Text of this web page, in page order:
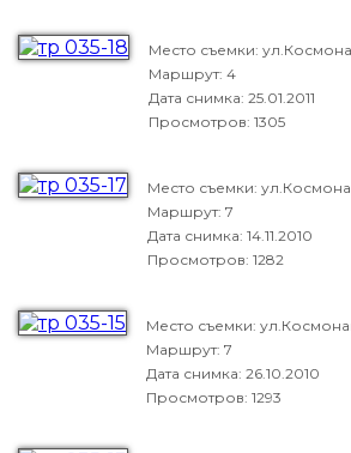
Место съемки:
Маршрут: 4
Дата снимка: 25.01.2011
Просмотров: 1305
Место съемки:
Маршрут: 7
Дата снимка: 14.11.2010
Просмотров: 1282
Место съемки:
Маршрут: 7
Дата снимка: 26.10.2010
Просмотров: 1293